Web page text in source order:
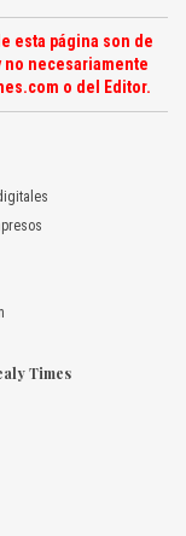
esta página son de
necesariamente
o del Editor.
Times